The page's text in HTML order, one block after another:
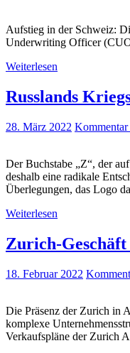
Aufstieg in der Schweiz:
Underwriting Officer
Weiterlesen
Russlands
28. März 2022 Kommentar
Der Buchstabe „Z“, der
deshalb eine radikale
Überlegungen, das Logo
Weiterlesen
Zurich-
18. Februar 2022
Die Präsenz der Zurich in
komplexe
Verkaufspläne der Zurich